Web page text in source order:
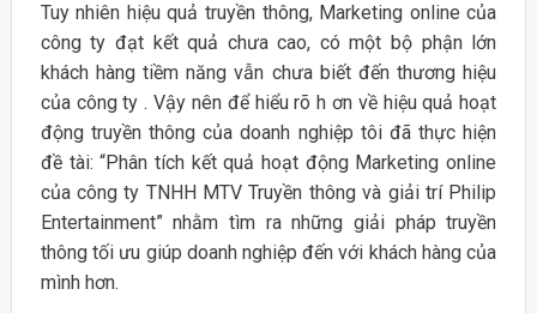
Tuy nhiên hiệu quả truyền thông, Marketing online của
công ty đạt kết quả chưa cao, có một bộ phận lớn
khách hàng tiềm năng vẫn chưa biết đến thương hiệu
của công ty . Vậy nên để hiểu rõ h ơn về hiệu quả hoạt
động truyền thông của doanh nghiệp tôi đã thực hiện
đề tài: “Phân tích kết quả hoạt động Marketing online
của công ty TNHH MTV Truyền thông và giải trí Philip
Entertainment” nhằm tìm ra những giải pháp truyền
thông tối ưu giúp doanh nghiệp đến với khách hàng của
mình hơn.